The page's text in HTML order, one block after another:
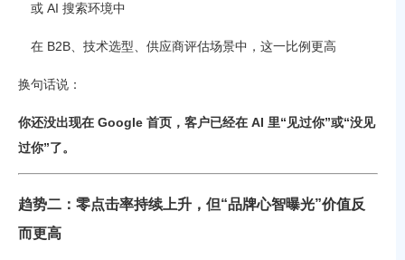
或 AI 搜索环境中
在 B2B、技术选型、供应商评估场景中，这一比例更高
换句话说：
你还没出现在 Google 首页，客户已经在 AI 里“见过你”或“没见
过你”了。
趋势二：零点击率持续上升，但“品牌心智曝光”价值反
而更高